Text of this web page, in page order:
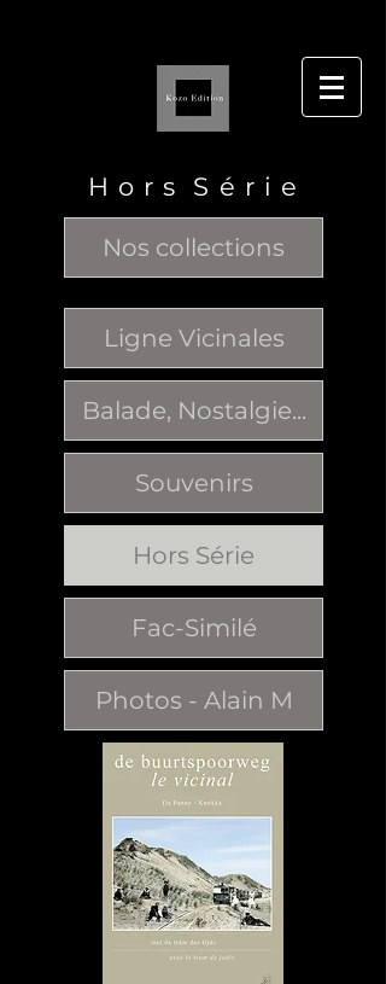
H o r s S é r i e
Nos collections
Ligne Vicinales
Balade, Nostalgie...
Souvenirs
Hors Série
Fac-Similé
Photos - Alain M